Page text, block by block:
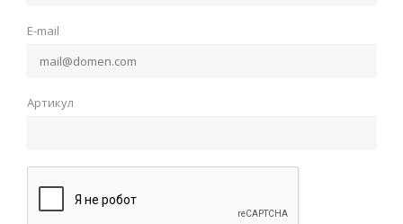
E-mail
Артикул